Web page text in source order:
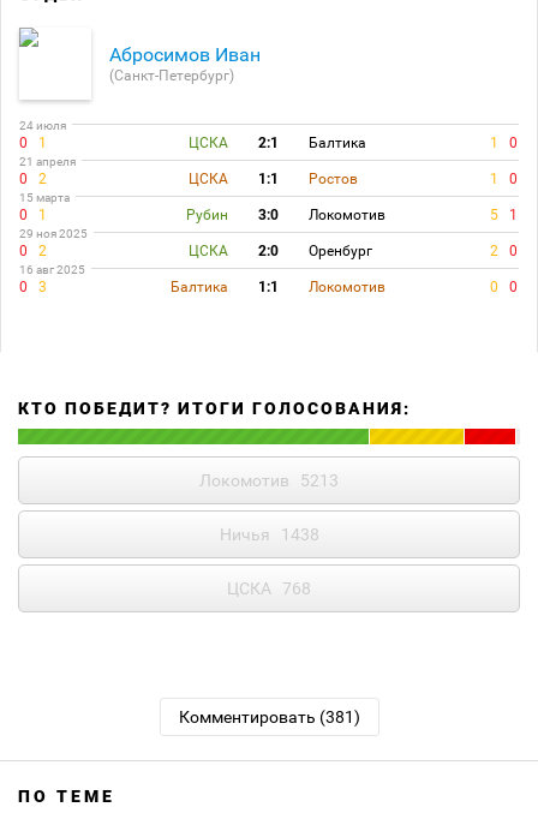
Абросимов Иван
(Санкт-Петербург)
24 июля
0 1 ЦСКА 2:1 Балтика 1 0
21 апреля
0 2 ЦСКА 1:1 Ростов 1 0
15 марта
0 1 Рубин 3:0 Локомотив 5 1
29 ноя 2025
0 2 ЦСКА 2:0 Оренбург 2 0
16 авг 2025
0 3 Балтика 1:1 Локомотив 0 0
КТО ПОБЕДИТ? ИТОГИ ГОЛОСОВАНИЯ:
Локомотив 5213
Ничья 1438
ЦСКА 768
Комментировать (381)
ПО ТЕМЕ